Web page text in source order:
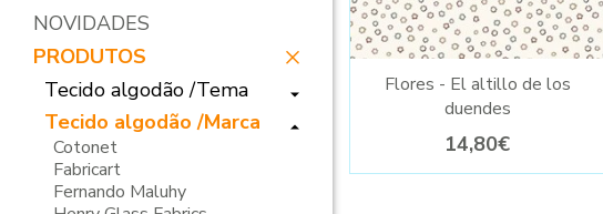
NOVIDADES
PRODUTOS
Tecido algodão /Tema
Tecido algodão /Marca
Cotonet
Fabricart
Fernando Maluhy
Flores - El altillo de los
duendes
14,80€